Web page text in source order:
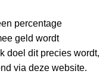
percentage
geld wordt
doel dit precies wordt,
via deze website.